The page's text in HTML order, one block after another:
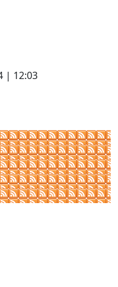
| 12:03